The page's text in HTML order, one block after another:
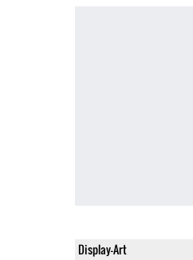
Display-Art